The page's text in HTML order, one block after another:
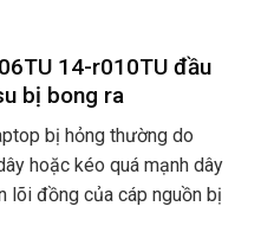
14-r010TU đầu
bị bong ra
bị hỏng thường do
hoặc kéo quá mạnh dây
lõi đồng của cáp nguồn bị